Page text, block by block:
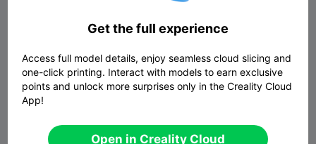
Get the full experience
Access full model details, enjoy seamless cloud slicing and
one-click printing. Interact with models to earn exclusive
points and unlock more surprises only in the Creality Cloud
App!
Open in Creality Cloud